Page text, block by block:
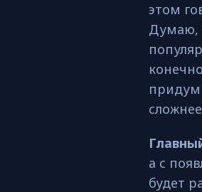
этом
Думаю,
а с
будет